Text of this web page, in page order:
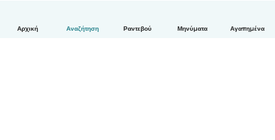
Αρχική Αναζήτηση Ραντεβού Μηνύματα Αγαπημένα